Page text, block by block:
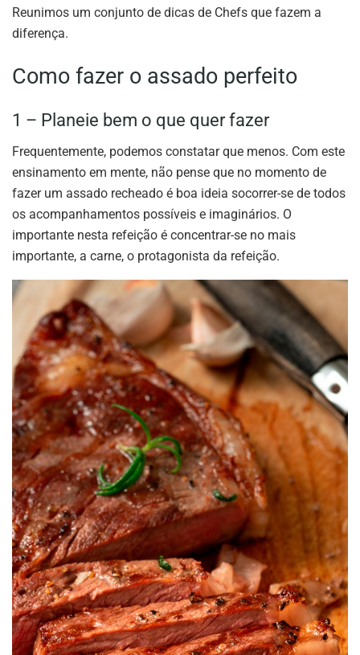
Reunimos um conjunto de dicas de Chefs que fazem a
diferença.
Como fazer o assado perfeito
1 – Planeie bem o que quer fazer
Frequentemente, podemos constatar que menos. Com este
ensinamento em mente, não pense que no momento de
fazer um assado recheado é boa ideia socorrer-se de todos
os acompanhamentos possíveis e imaginários. O
importante nesta refeição é concentrar-se no mais
importante, a carne, o protagonista da refeição.